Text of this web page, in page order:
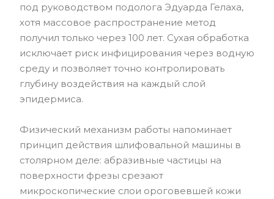
под руководством подолога Эдуарда Гелаха,
хотя массовое распространение метод
получил только через 100 лет. Сухая обработка
исключает риск инфицирования через водную
среду и позволяет точно контролировать
глубину воздействия на каждый слой
эпидермиса.
Физический механизм работы напоминает
принцип действия шлифовальной машины в
столярном деле: абразивные частицы на
поверхности фрезы срезают
микроскопические слои ороговевшей кожи